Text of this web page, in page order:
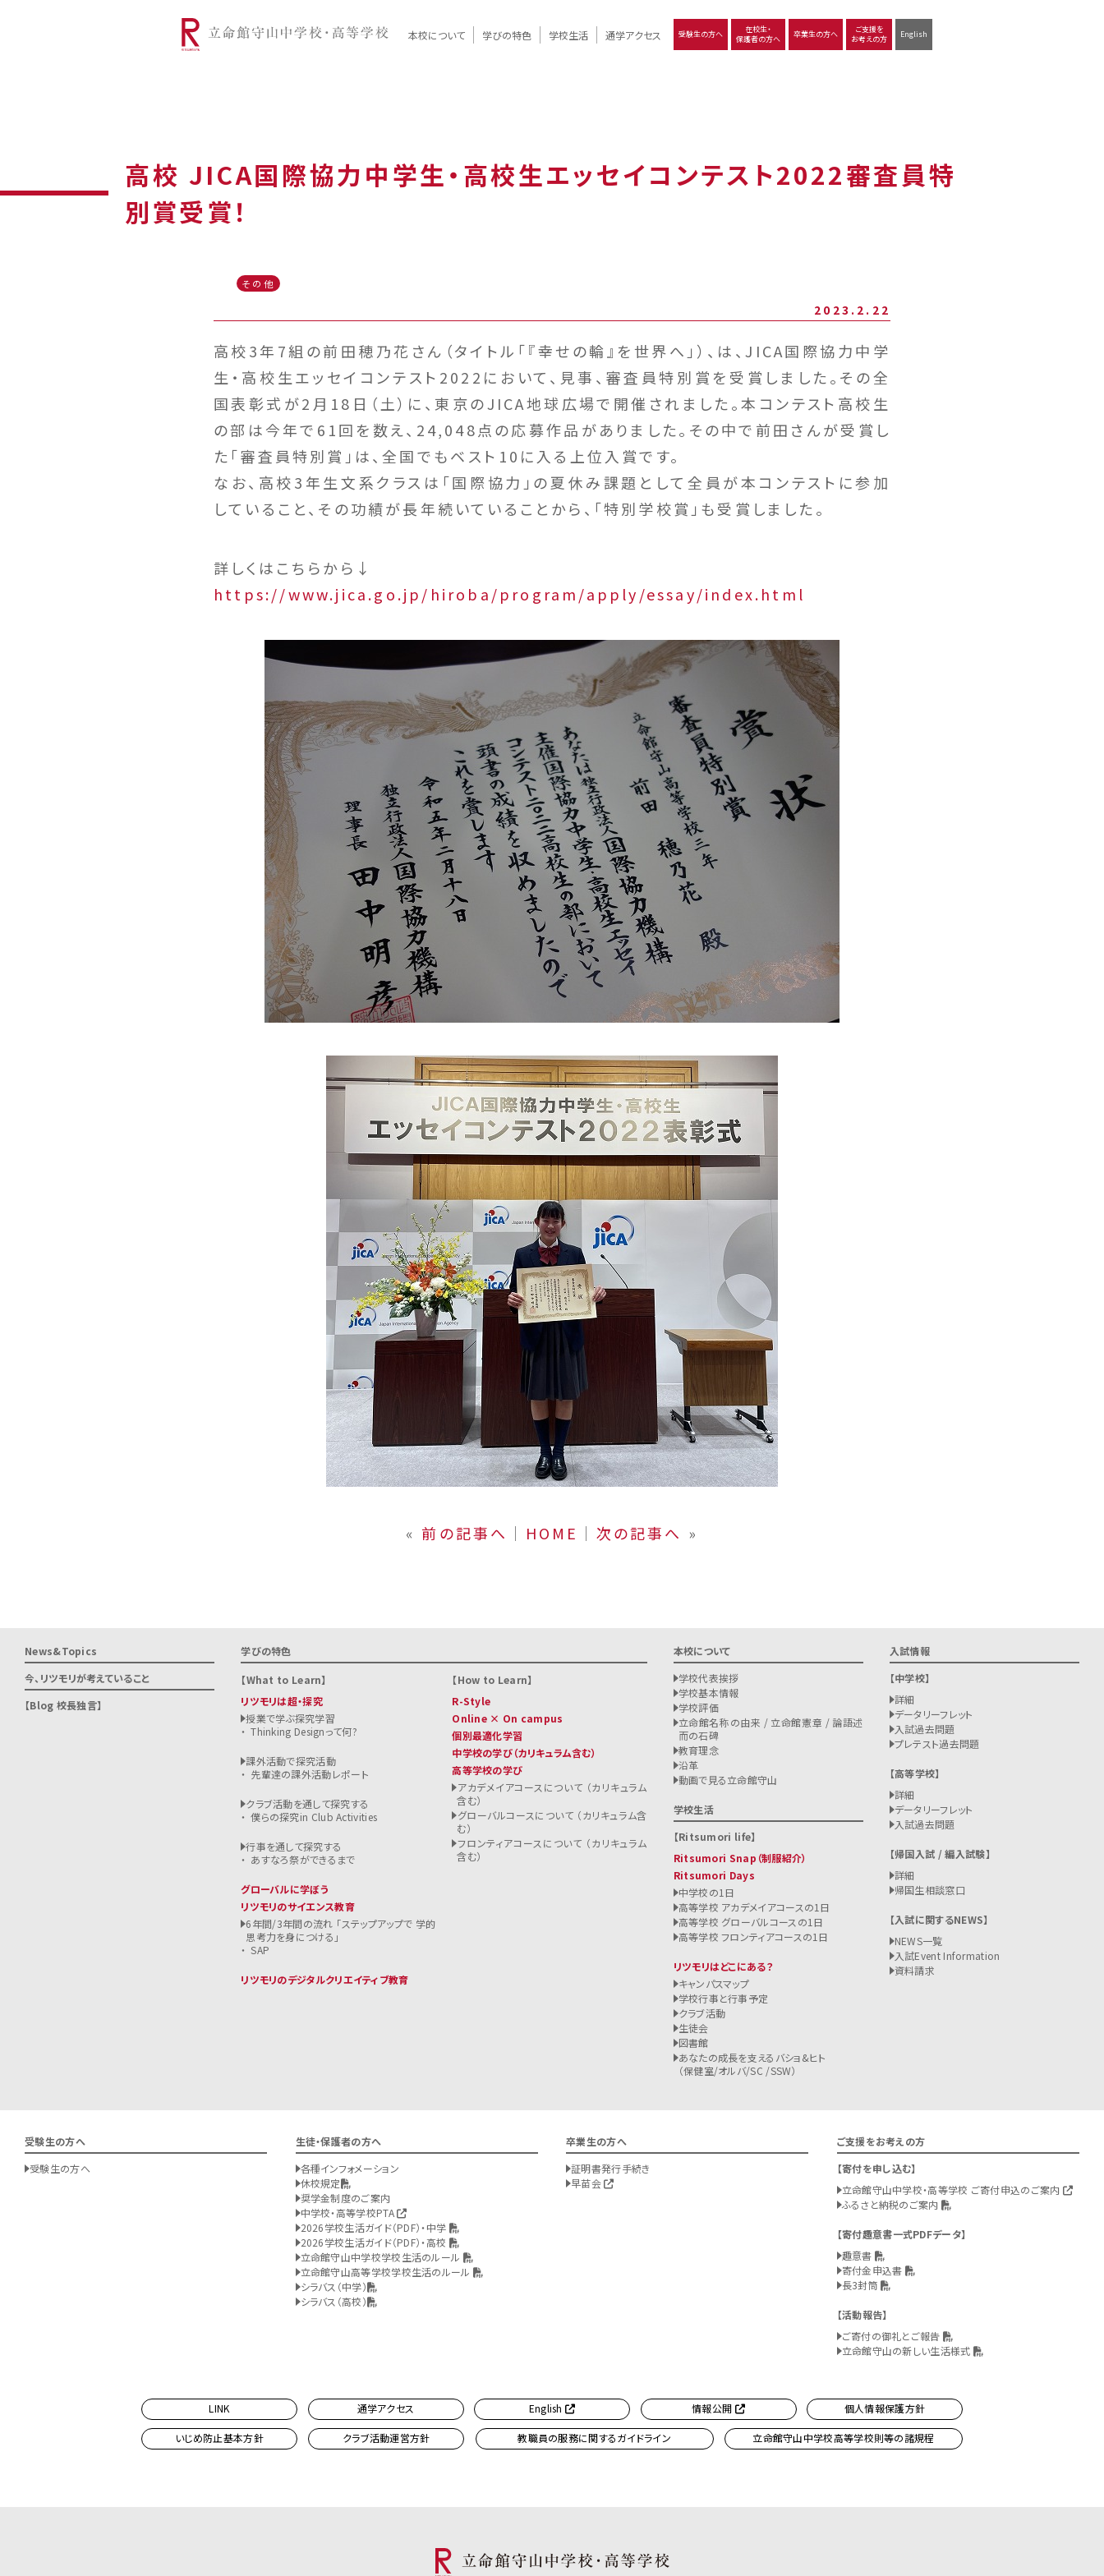
本校について 学びの特色 学校生活 通学アクセス 受験生の方へ
在校生・
保護者の方へ
卒業生の方へ
ご支援を
お考えの方
English
高校 JICA国際協力中学生・高校生エッセイコンテスト2022審査員特
別賞受賞！
その他
2023.2.22
高校3年7組の前田穂乃花さん（タイトル「『幸せの輪』を世界へ」）、は、JICA国際協力中学
生・高校生エッセイコンテスト2022において、見事、審査員特別賞を受賞しました。その全
国表彰式が2月18日（土）に、東京のJICA地球広場で開催されました。本コンテスト高校生
の部は今年で61回を数え、24,048点の応募作品がありました。その中で前田さんが受賞し
た「審査員特別賞」は、全国でもベスト10に入る上位入賞です。
なお、高校3年生文系クラスは「国際協力」の夏休み課題として全員が本コンテストに参加
していること、その功績が長年続いていることから、「特別学校賞」も受賞しました。
詳しくはこちらから↓
https://www.jica.go.jp/hiroba/program/apply/essay/index.html
« 前の記事へ │ HOME │ 次の記事へ »
News&Topics
今、リツモリが考えていること
Blog 校長独言
学びの特色
What to Learn
リツモリは超・探究
授業で学ぶ探究学習
Thinking Designって何?
課外活動で探究活動
先輩達の課外活動レポート
クラブ活動を通して探究する
僕らの探究in Club Activities
行事を通して探究する
あすなろ祭ができるまで
グローバルに学ぼう
リツモリのサイエンス教育
6年間/3年間の流れ 「ステップアップで 学的
思考力を身につける」
SAP
リツモリのデジタルクリエイティブ教育
How to Learn
R-Style
Online × On campus
個別最適化学習
中学校の学び（カリキュラム含む）
高等学校の学び
アカデメイアコースについて （カリキュラム
含む）
グローバルコースについて （カリキュラム含
む）
フロンティアコースについて （カリキュラム
含む）
本校について
学校代表挨拶
学校基本情報
学校評価
立命館名称の由来 / 立命館憲章 / 論語述
而の石碑
教育理念
沿革
動画で見る立命館守山
学校生活
Ritsumori life
Ritsumori Snap（制服紹介）
Ritsumori Days
中学校の1日
高等学校 アカデメイアコースの1日
高等学校 グローバルコースの1日
高等学校 フロンティアコースの1日
リツモリはどこにある？
キャンパスマップ
学校行事と行事予定
クラブ活動
生徒会
図書館
あなたの成長を支えるバショ&ヒト
（保健室/オルバ/SC /SSW）
入試情報
中学校
詳細
データリーフレット
入試過去問題
プレテスト過去問題
高等学校
詳細
データリーフレット
入試過去問題
帰国入試 / 編入試験
詳細
帰国生相談窓口
入試に関するNEWS
NEWS一覧
入試Event Information
資料請求
受験生の方へ
受験生の方へ
生徒・保護者の方へ
各種インフォメーション
休校規定
奨学金制度のご案内
中学校・高等学校PTA
2026学校生活ガイド（PDF）・中学
2026学校生活ガイド（PDF）・高校
立命館守山中学校学校生活のルール
立命館守山高等学校学校生活のルール
シラバス（中学）
シラバス（高校）
卒業生の方へ
証明書発行手続き
早苗会
ご支援をお考えの方
寄付を申し込む
立命館守山中学校・高等学校 ご寄付申込のご案内
ふるさと納税のご案内
寄付趣意書一式PDFデータ
趣意書
寄付金申込書
長3封筒
活動報告
ご寄付の御礼とご報告
立命館守山の新しい生活様式
LINK 通学アクセス English 情報公開 個人情報保護方針
いじめ防止基本方針 クラブ活動運営方針 教職員の服務に関するガイドライン 立命館守山中学校高等学校則等の諸規程